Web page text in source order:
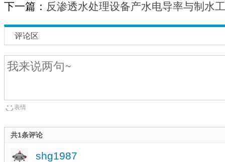
下一篇： 反渗透水处理设备产水电导率与制水
评论区
表情
共1条评论
shg1987